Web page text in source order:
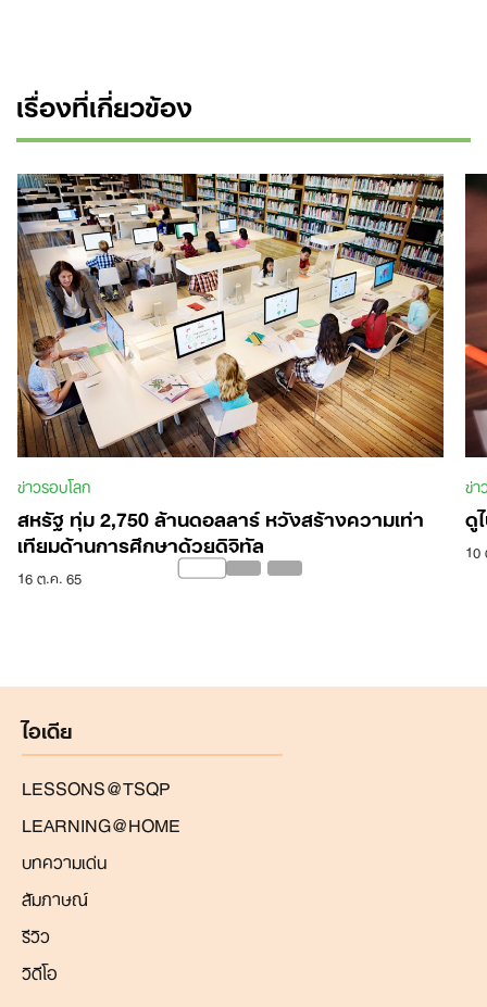
Search
for:
เรื่องที่เกี่ยวข้อง
ข่าวรอบโลก
สหรัฐ ทุ่ม 2,750 ล้านดอลลาร์ หวังสร้างความเท่า
เทียมด้านการศึกษาด้วยดิจิทัล
16 ต.ค. 65
ข่า
ดู
10
ไอเดีย
LESSONS@TSQP
LEARNING@HOME
บทความเด่น
สัมภาษณ์
รีวิว
วิดีโอ